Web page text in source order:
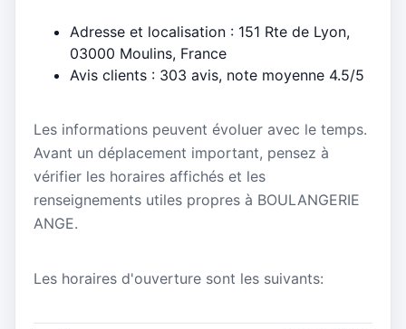
Adresse et localisation : 151 Rte de Lyon,
03000 Moulins, France
Avis clients : 303 avis, note moyenne 4.5/5
Les informations peuvent évoluer avec le temps.
Avant un déplacement important, pensez à
vérifier les horaires affichés et les
renseignements utiles propres à BOULANGERIE
ANGE.
Les horaires d'ouverture sont les suivants: